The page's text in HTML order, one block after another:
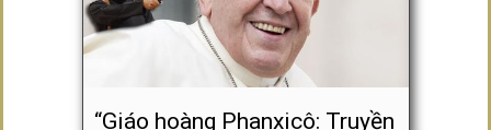
“Giáo hoàng Phanxicô: Truyền